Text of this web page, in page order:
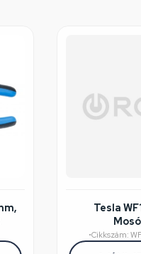
Tesla
felújított/
•Cikkszám: